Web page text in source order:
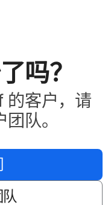
吗？
的​客户，​请​
团队。